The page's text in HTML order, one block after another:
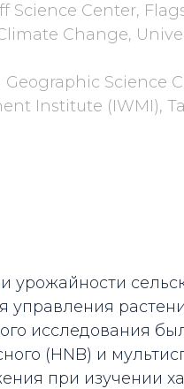
Science Center,
Change,
Science
Institute (IWMI),
исследования
(HNB) и
при изучении